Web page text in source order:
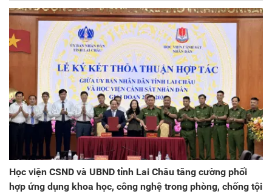
Học viện CSND và UBND tỉnh Lai Châu tăng cường phối
hợp ứng dụng khoa học, công nghệ trong phòng, chống tội